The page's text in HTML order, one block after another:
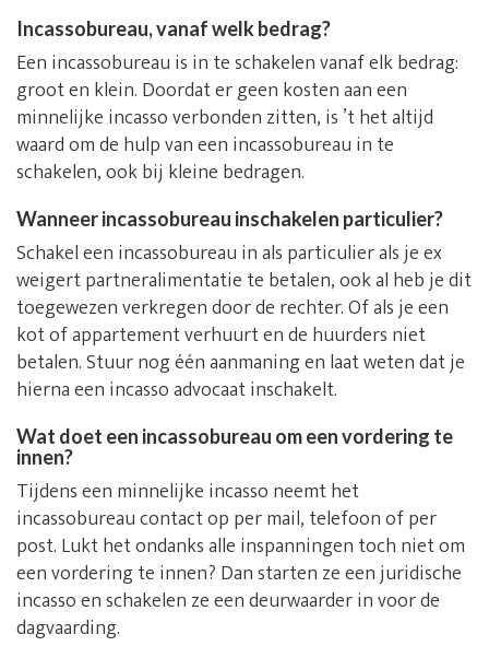
Incassobureau, vanaf welk bedrag?
Een incassobureau is in te schakelen vanaf elk bedrag:
groot en klein. Doordat er geen kosten aan een
minnelijke incasso verbonden zitten, is ’t het altijd
waard om de hulp van een incassobureau in te
schakelen, ook bij kleine bedragen.
Wanneer incassobureau inschakelen particulier?
Schakel een incassobureau in als particulier als je ex
weigert partneralimentatie te betalen, ook al heb je dit
toegewezen verkregen door de rechter. Of als je een
kot of appartement verhuurt en de huurders niet
betalen. Stuur nog één aanmaning en laat weten dat je
hierna een incasso advocaat inschakelt.
Wat doet een incassobureau om een vordering te
innen?
Tijdens een minnelijke incasso neemt het
incassobureau contact op per mail, telefoon of per
post. Lukt het ondanks alle inspanningen toch niet om
een vordering te innen? Dan starten ze een juridische
incasso en schakelen ze een deurwaarder in voor de
dagvaarding.